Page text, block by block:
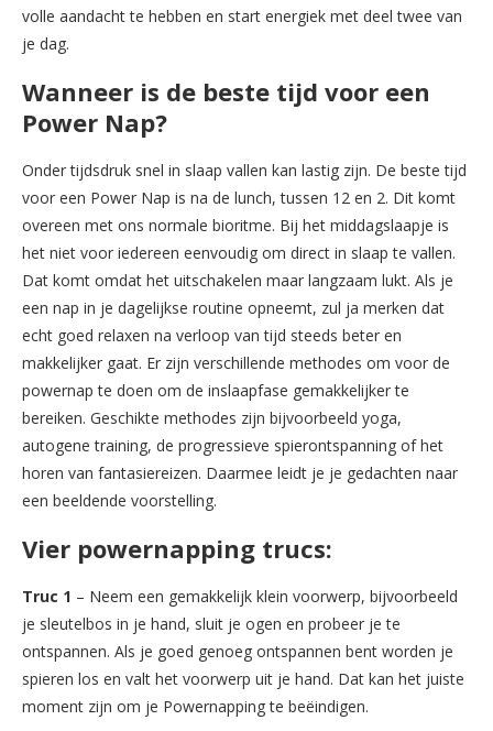
volle aandacht te hebben en start energiek met deel twee van
je dag.
Wanneer is de beste tijd voor een
Power Nap?
Onder tijdsdruk snel in slaap vallen kan lastig zijn. De beste tijd
voor een Power Nap is na de lunch, tussen 12 en 2. Dit komt
overeen met ons normale bioritme. Bij het middagslaapje is
het niet voor iedereen eenvoudig om direct in slaap te vallen.
Dat komt omdat het uitschakelen maar langzaam lukt. Als je
een nap in je dagelijkse routine opneemt, zul ja merken dat
echt goed relaxen na verloop van tijd steeds beter en
makkelijker gaat. Er zijn verschillende methodes om voor de
powernap te doen om de inslaapfase gemakkelijker te
bereiken. Geschikte methodes zijn bijvoorbeeld yoga,
autogene training, de progressieve spierontspanning of het
horen van fantasiereizen. Daarmee leidt je je gedachten naar
een beeldende voorstelling.
Vier powernapping trucs:
Truc 1 – Neem een gemakkelijk klein voorwerp, bijvoorbeeld
je sleutelbos in je hand, sluit je ogen en probeer je te
ontspannen. Als je goed genoeg ontspannen bent worden je
spieren los en valt het voorwerp uit je hand. Dat kan het juiste
moment zijn om je Powernapping te beëindigen.